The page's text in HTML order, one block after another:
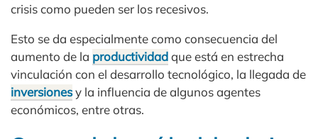
crisis como pueden ser los recesivos.
Esto se da especialmente como consecuencia del
aumento de la productividadque está en estrecha
vinculación con el desarrollo tecnológico, la llegada de
inversionesy la influencia de algunos agentes
económicos, entre otras.